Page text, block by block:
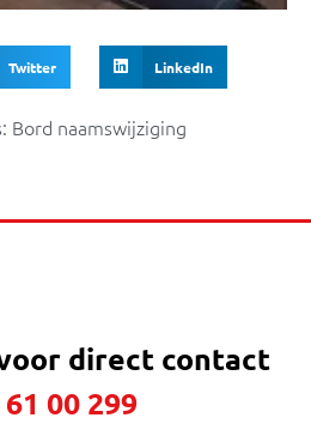
Twitter LinkedIn
Bord naamswijziging
direct contact
00 299